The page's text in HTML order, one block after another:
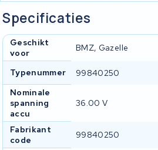
Specificaties
Geschikt
voor
BMZ, Gazelle
Typenummer
99840250
Nominale
spanning
accu
36.00 V
Fabrikant
code
99840250